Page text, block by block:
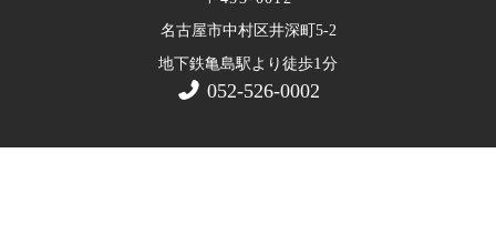
名古屋市中村区井深町5-2
地下鉄亀島駅より徒歩1 分
052-526-0002